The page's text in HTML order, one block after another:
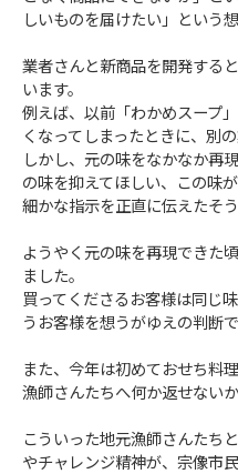
しいものを届けたい」という
業者さんと新商品を開発する
います。
例えば、以前「わかめスープ
くなってしまったときに、別
しかし、元の味をなかなか再
の味を抑えてほしい、この味
細かな指示を正直に伝えたそう
ようやく元の味を再現できた
ました。
買ってくださるお客様は同じ
うお客様を想うがゆえの判断で
また、今年は初めておせち料
漁師さんたちへ何か返せない
こういった地元漁師さんたち
やチャレンジ精神が、宗像市